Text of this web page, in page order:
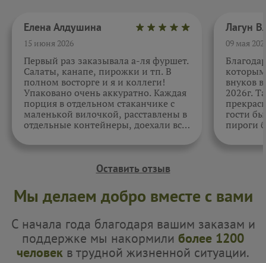
Елена Алдушина
15 июня 2026
Первый раз заказывала а-ля фуршет.
Салаты, канапе, пирожки и тп. В
полном восторге и я и коллеги!
Упаковано очень аккуратно. Каждая
порция в отдельном стаканчике с
маленькой вилочкой, расставлены в
отдельные контейнеры, доехали все
спасибо за внимательность к датам.
09 мая
внуков
2026г.
гости
пироги
Оставить отзыв
Мы делаем добро вместе с вами
С начала года благодаря вашим заказам и
поддержке мы накормили более 1200
человек в трудной жизненной ситуации.